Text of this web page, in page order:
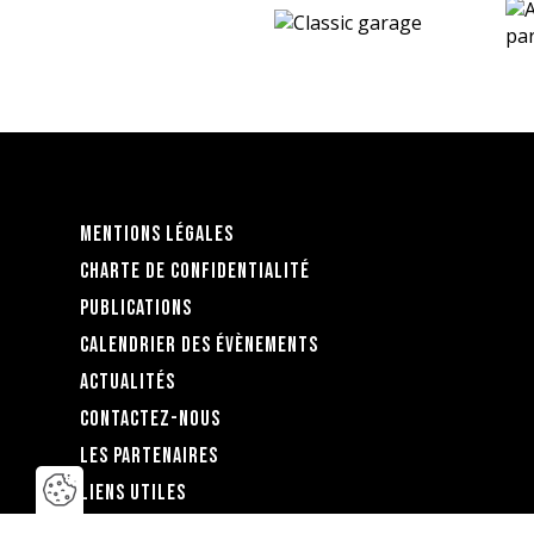
Mentions légales
Charte de confidentialité
Publications
Calendrier des évènements
Actualités
Contactez-nous
Les partenaires
Liens utiles
Fermer la barre de gestion des